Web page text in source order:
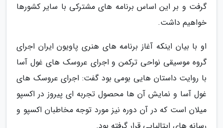
گرفت و بر این اساس برنامه های مشترکی با سایر کشورها
خواهیم داشت.
او با بیان اینکه آغاز برنامه های هنری پاویون ایران اجرای
گروه موسیقی نواحی ترکمن و اجرای عروسک های غول آسا
با روایت داستان هایی بومی بود گفت: اجرای عروسک های
غول آسا و نمایش آن ها محصول تجربه ای پیروز در اکسپو
میلان است که در آن دوره نیز مورد توجه مخاطبان اکسپو و